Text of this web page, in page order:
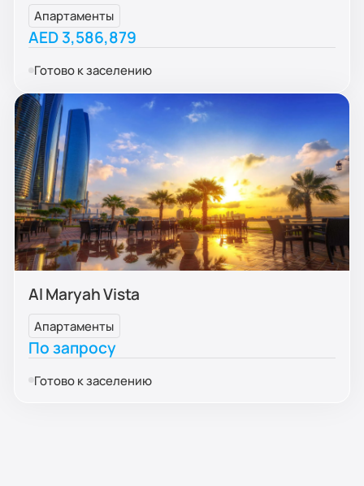
Апартаменты
AED 3,586,879
Готово к заселению
Al Maryah Vista
Апартаменты
По запросу
Готово к заселению